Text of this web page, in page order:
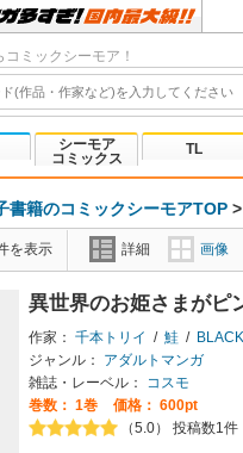
ミックシーモア！
シーモア
コミックス
TL
書籍のコミックシーモアTOP >
を表示 詳細 画像
異世界のお姫さまがピ
作家： 千本トリイ / 鮭 /
ジャンル：
アダルトマンガ
雑誌・レーベル：
コスモ
巻数： 1巻
価格： 600pt
（5.0） 投稿数1件